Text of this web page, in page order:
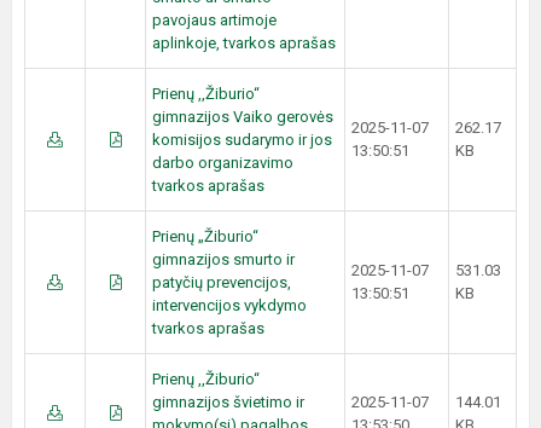
pavojaus artimoje
aplinkoje, tvarkos aprašas
Prienų ,,Žiburio“
gimnazijos Vaiko gerovės
komisijos sudarymo ir jos
darbo organizavimo
tvarkos aprašas
2025-11-07
13:50:51
262.17
KB
Prienų „Žiburio“
gimnazijos smurto ir
patyčių prevencijos,
intervencijos vykdymo
tvarkos aprašas
2025-11-07
13:50:51
531.03
KB
Prienų ,,Žiburio“
gimnazijos švietimo ir
2025-11-07
144.01